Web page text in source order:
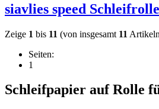
siavlies speed
Zeige 1 bis 11 (von insgesamt 11
Seiten:
1
Schleifpapier auf Rolle